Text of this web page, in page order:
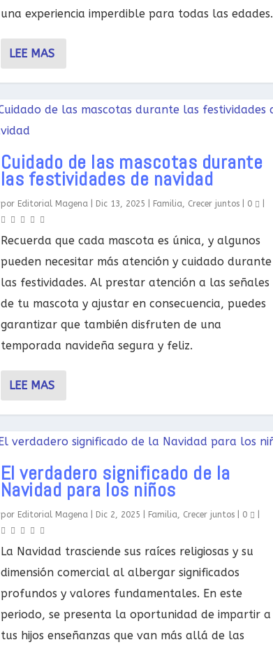
una experiencia imperdible para todas las edades.
LEE MAS
Cuidado de las mascotas durante
las festividades de navidad
por Editorial Magena| Dic 13, 2025 Familia, Crecer juntos| 0
Recuerda que cada mascota es única, y algunos
pueden necesitar más atención y cuidado durante
las festividades. Al prestar atención a las señales
de tu mascota y ajustar en consecuencia, puedes
garantizar que también disfruten de una
temporada navideña segura y feliz.
LEE MAS
El verdadero significado de la
Navidad para los niños
por Editorial Magena| Dic 2, 2025 Familia, Crecer juntos| 0
La Navidad trasciende sus raíces religiosas y su
dimensión comercial al albergar significados
profundos y valores fundamentales. En este
periodo, se presenta la oportunidad de impartir a
tus hijos enseñanzas que van más allá de las